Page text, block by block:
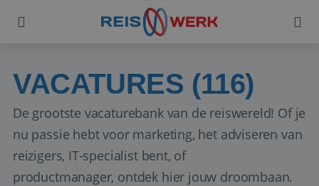
VACATURES (116)
De grootste vacaturebank van de reiswereld! Of je
nu passie hebt voor marketing, het adviseren van
reizigers, IT-specialist bent, of
productmanager, ontdek hier jouw droombaan.